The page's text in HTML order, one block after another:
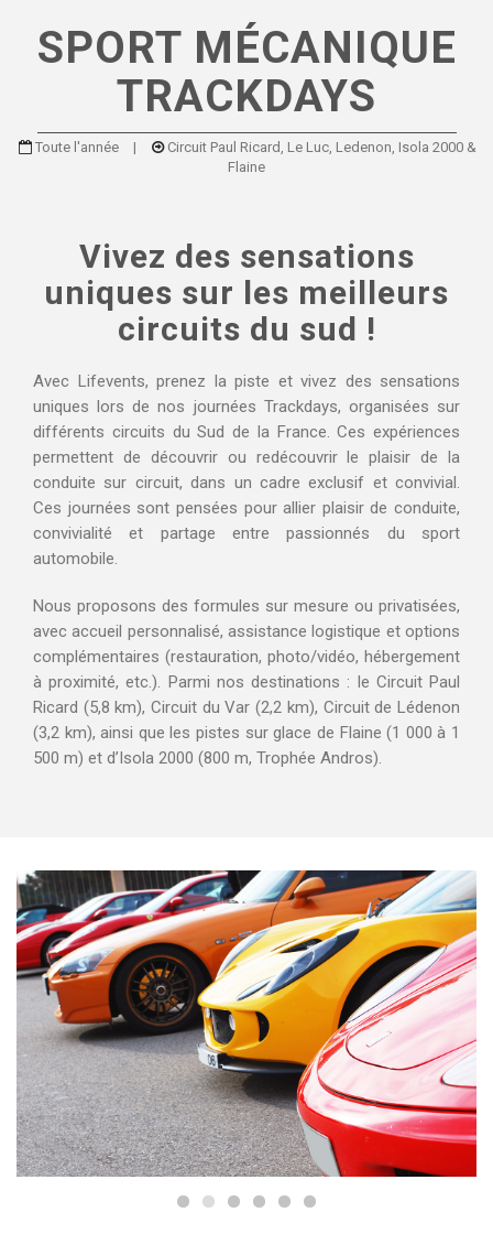
SPORT MÉCANIQUE
TRACKDAYS
Toute l'année |
Circuit Paul Ricard, Le Luc, Ledenon, Isola 2000 &
Flaine
Vivez des sensations
uniques sur les meilleurs
circuits du sud !
Avec Lifevents, prenez la piste et vivez des sensations
uniques lors de nos journées Trackdays, organisées sur
différents circuits du Sud de la France. Ces expériences
permettent de découvrir ou redécouvrir le plaisir de la
conduite sur circuit, dans un cadre exclusif et convivial.
Ces journées sont pensées pour allier plaisir de conduite,
convivialité et partage entre passionnés du sport
automobile.
Nous proposons des formules sur mesure ou privatisées,
avec accueil personnalisé, assistance logistique et options
complémentaires (restauration, photo/vidéo, hébergement
à proximité, etc.). Parmi nos destinations : le Circuit Paul
Ricard (5,8 km), Circuit du Var (2,2 km), Circuit de Lédenon
(3,2 km), ainsi que les pistes sur glace de Flaine (1 000 à 1
500 m) et d’Isola 2000 (800 m, Trophée Andros).